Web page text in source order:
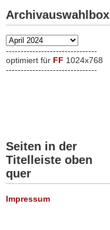
Archivauswahlbox
Archivauswahlbox
-------------------------------
optimiert für FF 1024x768
-------------------------------
Seiten in der
Titelleiste oben
quer
Impressum